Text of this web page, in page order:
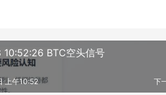
BTC空头信号
下
上午10:52